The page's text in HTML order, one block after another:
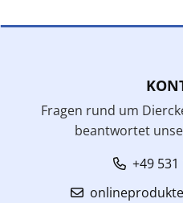
Fragen rund um
beantwortet
+49 531